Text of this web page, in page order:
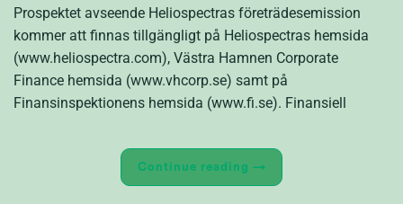
Prospektet avseende Heliospectras företrädesemission
kommer att finnas tillgängligt på Heliospectras hemsida
(www.heliospectra.com), Västra Hamnen Corporate
Finance hemsida (www.vhcorp.se) samt på
Finansinspektionens hemsida (www.fi.se). Finansiell
Continue reading →